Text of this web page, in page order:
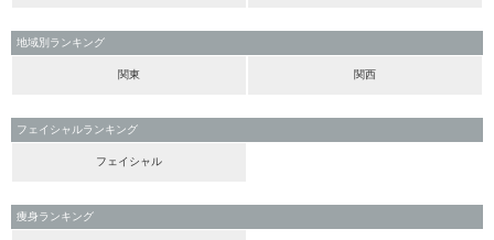
地域別ランキング
関東 関西
フェイシャルランキング
フェイシャル
痩身ランキング